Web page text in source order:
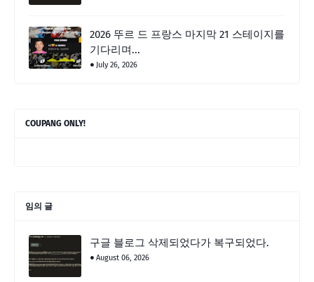
2026 뚜르 드 프랑스 마지막 21 스테이지를
기다리며...
July 26, 2026
COUPANG ONLY!
임의 글
구글 블로그 삭제되었다가 복구되었다.
August 06, 2026